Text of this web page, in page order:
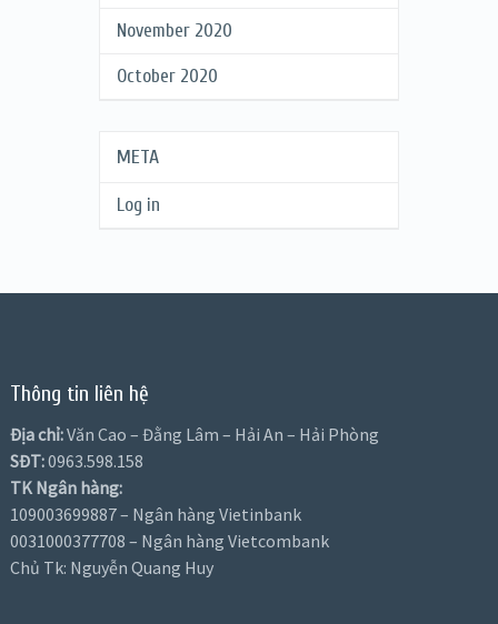
November 2020
October 2020
META
Log in
Thông tin liên hệ
Địa chỉ:Văn Cao – Đằng Lâm – Hải An – Hải Phòng
SĐT:0963.598.158
TK Ngân hàng:
109003699887 – Ngân hàng Vietinbank
0031000377708 – Ngân hàng Vietcombank
Chủ Tk: Nguyễn Quang Huy